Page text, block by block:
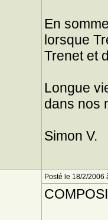
En
lorsque
Trenet et
Longue
dans nos
Simon V.
Posté le 18/2/2006